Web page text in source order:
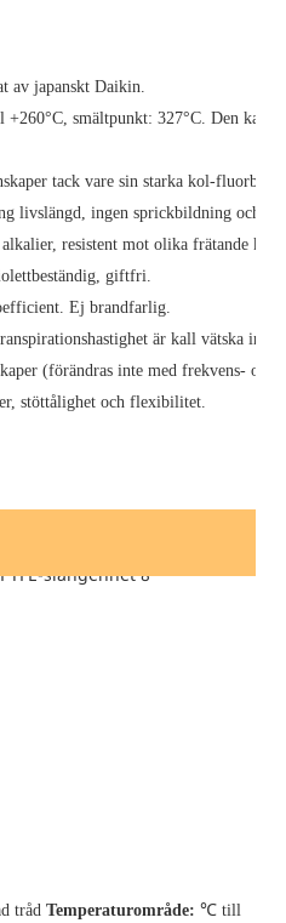
av japanskt Daikin.
+260°C, smältpunkt: 327°C. Den kan
tack vare sin starka kol-
livslängd, ingen sprickbildning och
resistent mot olika frätande
giftfri.
Ej brandfarlig.
är kall vätska inte
(förändras inte med frekvens- och
stöttålighet och flexibilitet.
tråd Temperaturområde: ℃ till